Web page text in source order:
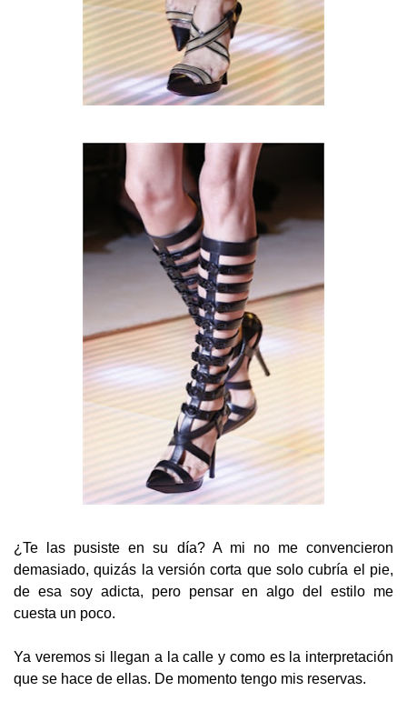
¿Te las pusiste en su día? A mi no me convencieron
demasiado, quizás la versión corta que solo cubría el pie,
de esa soy adicta, pero pensar en algo del estilo me
cuesta un poco.
Ya veremos si llegan a la calle y como es la interpretación
que se hace de ellas. De momento tengo mis reservas.